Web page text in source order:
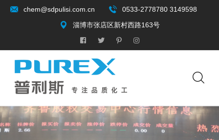
chem@sdpulisi.com.cn
0533-2778780 3149598
淄博市张店区新村西路163号